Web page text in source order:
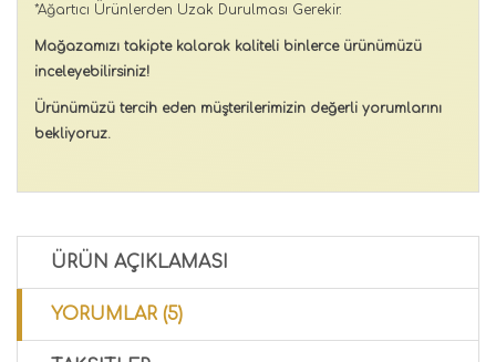
*Ağartıcı Ürünlerden Uzak Durulması Gerekir.
Mağazamızı takipte kalarak kaliteli binlerce ürünümüzü
inceleyebilirsiniz!
Ürünümüzü tercih eden müşterilerimizin değerli yorumlarını
bekliyoruz.
ÜRÜN AÇIKLAMASI
YORUMLAR (5)